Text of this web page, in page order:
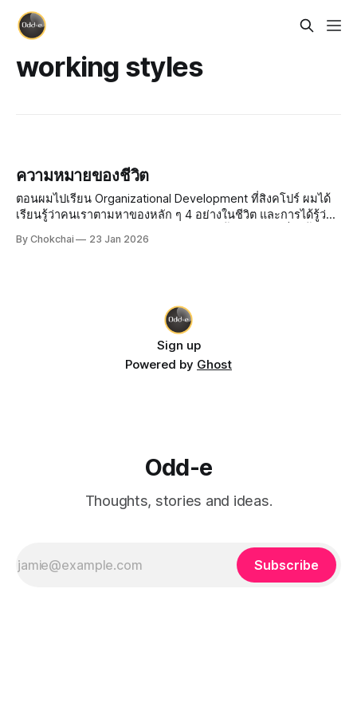
working styles
ความหมายของชีวิต
ตอนผมไปเรียน Organizational Development ที่สิงคโปร์ ผมได้
เรียนรู้ว่าคนเราตามหาของหลัก ๆ 4 อย่างในชีวิต และการได้รู้ว่า
เลยมักจะเล่นเกมชวนเพื่อน ๆ ผมให้ลองเลือกแค่ 2 ใน 4 อย่างนี้
By Chokchai 23 Jan 2026
Sign up
Powered by Ghost
Odd-e
Thoughts, stories and ideas.
Subscribe